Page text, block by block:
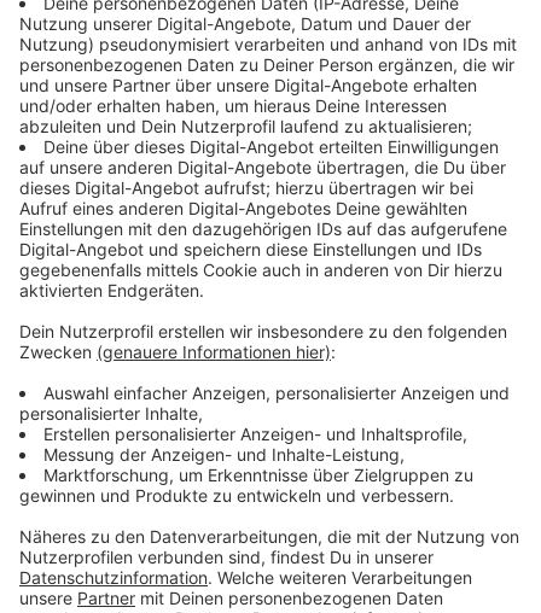
Ende für die deutsche Mannschaft.
Anzeige
Achterbahn der Gefühle in der Hafenarena
Anzeige
In der ANTENNE MÜNSTER-Hafenarena haben sich
wieder rund 2.000 Fans das Spiel gemeinsam
angeschaut. Auch nach dem ersten Tor der Spanier
war die Stimmung noch positiv. Lautstark wurde
mitgefiebert und angefeuert. Das Ausgleichstor ließ
die Hafenarena noch ein letztes Mal richtig laut
werden. Arenasprecher Christian Ahlers kam zum
Einsatz: